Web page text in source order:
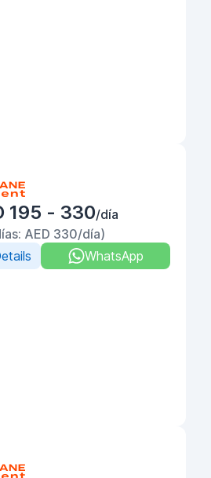
195 - 330/día
AED 330/día)
WhatsApp